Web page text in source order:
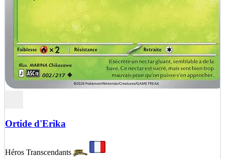
Ortide d'Erika
Héros Transcendants